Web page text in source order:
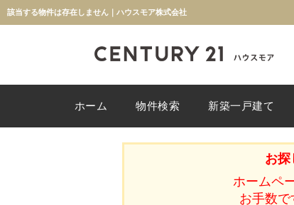
該当する物件は存在しません｜ハウスモア株式会社
ホーム 物件検索 新築一戸建て
お探
ホームペ
お手数で